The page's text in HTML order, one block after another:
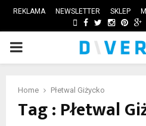
REKLAMA NEWSLETTER SKLEP
FACEBOOK
TWITTER
PRIMARY
Home Płetwal Giżycko
Tag : Płetwal